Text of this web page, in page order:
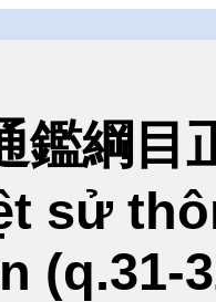
鑑綱目
sử
(q.31-